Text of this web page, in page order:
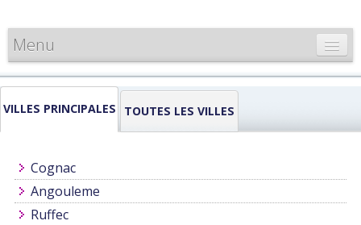
Menu
CARTE DE FRANCE
INFORMATIONS
VILLES PRINCIPALES TOUTES LES VILLES
Cognac
Angouleme
Ruffec